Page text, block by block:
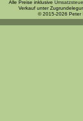
Alle Preise inklusive
Verkauf unter
© 2015-2026 Peter